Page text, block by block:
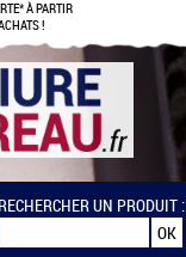
À PARTIR
!
RECHERCHER UN PRODUIT :